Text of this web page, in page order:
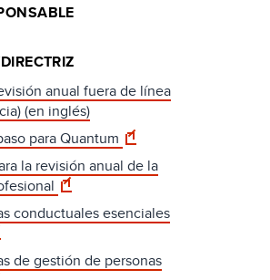
anual fuera de línea
(en inglés)
para Quantum
la revisión anual de la
conductuales esenciales
de gestión de personas